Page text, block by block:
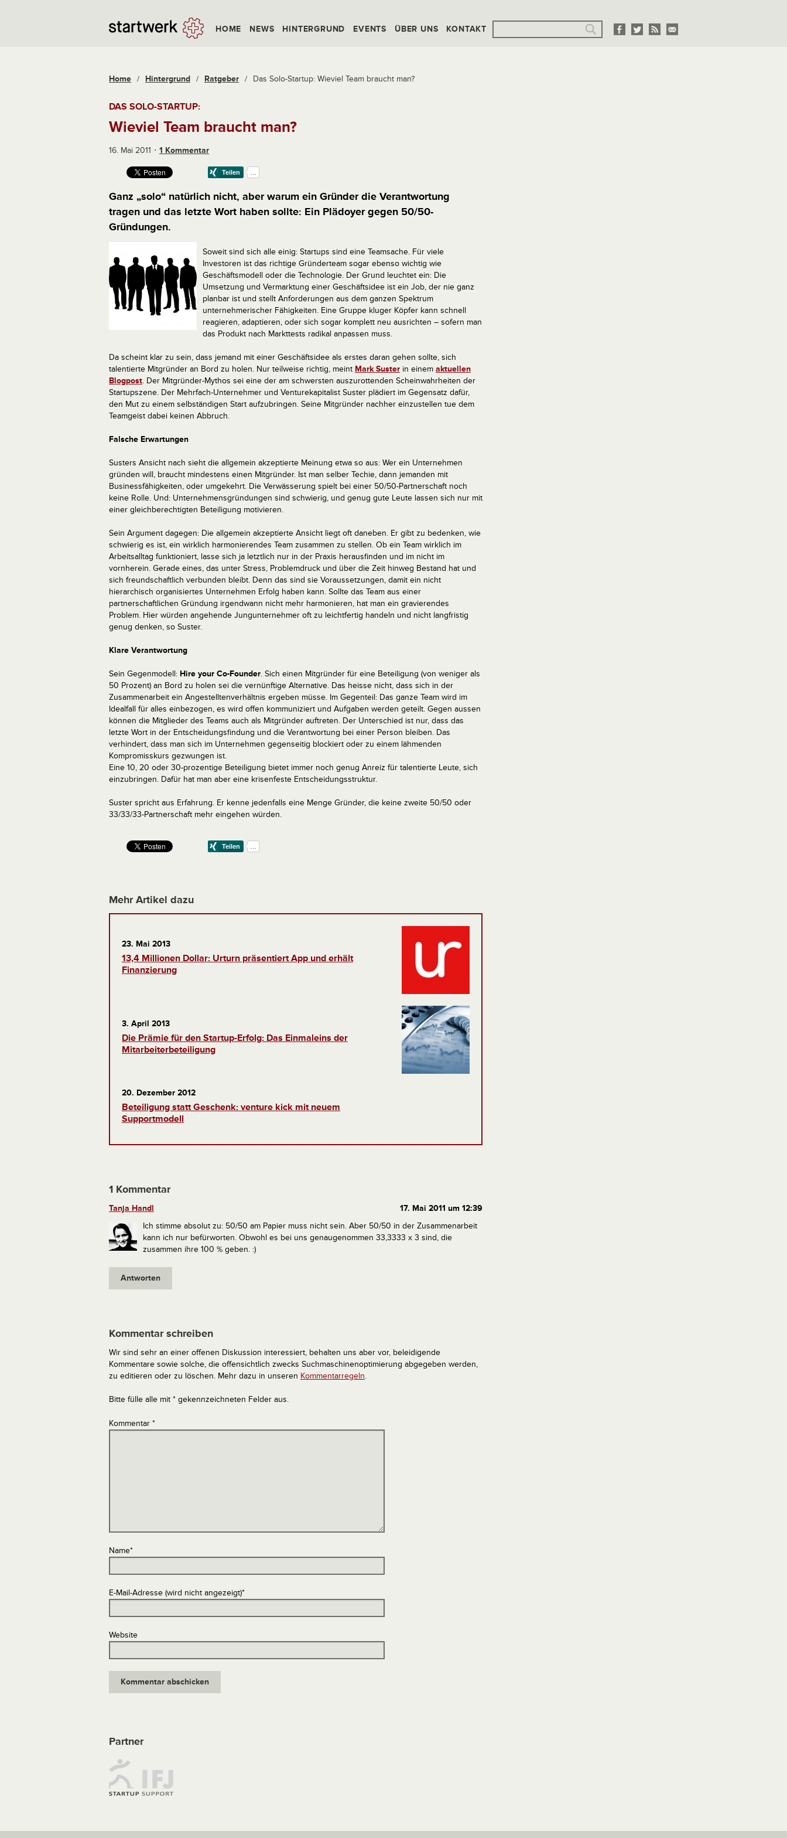
HOME NEWS HINTERGRUND EVENTS ÜBER UNS KONTAKT
Home / Hintergrund / Ratgeber / Das Solo-Startup: Wieviel Team braucht man?
DAS SOLO-STARTUP:
Wieviel Team braucht man?
16. Mai 2011 1 Kommentar
Ganz „solo“ natürlich nicht, aber warum ein Gründer die Verantwortung
tragen und das letzte Wort haben sollte: Ein Plädoyer gegen 50/50-
Gründungen.
Soweit sind sich alle einig: Startups sind eine Teamsache. Für viele
Investoren ist das richtige Gründerteam sogar ebenso wichtig wie
Geschäftsmodell oder die Technologie. Der Grund leuchtet ein: Die
Umsetzung und Vermarktung einer Geschäftsidee ist ein Job, der nie ganz
planbar ist und stellt Anforderungen aus dem ganzen Spektrum
unternehmerischer Fähigkeiten. Eine Gruppe kluger Köpfer kann schnell
reagieren, adaptieren, oder sich sogar komplett neu ausrichten – sofern man
das Produkt nach Markttests radikal anpassen muss.
Da scheint klar zu sein, dass jemand mit einer Geschäftsidee als erstes daran gehen sollte, sich
talentierte Mitgründer an Bord zu holen. Nur teilweise richtig, meint Mark Suster in einem aktuellen
Blogpost. Der Mitgründer-Mythos sei eine der am schwersten auszurottenden Scheinwahrheiten der
Startupszene. Der Mehrfach-Unternehmer und Venturekapitalist Suster plädiert im Gegensatz dafür,
den Mut zu einem selbständigen Start aufzubringen. Seine Mitgründer nachher einzustellen tue dem
Teamgeist dabei keinen Abbruch.
Falsche Erwartungen
Susters Ansicht nach sieht die allgemein akzeptierte Meinung etwa so aus: Wer ein Unternehmen
gründen will, braucht mindestens einen Mitgründer. Ist man selber Techie, dann jemanden mit
Businessfähigkeiten, oder umgekehrt. Die Verwässerung spielt bei einer 50/50-Partnerschaft noch
keine Rolle. Und: Unternehmensgründungen sind schwierig, und genug gute Leute lassen sich nur mit
einer gleichberechtigten Beteiligung motivieren.
Sein Argument dagegen: Die allgemein akzeptierte Ansicht liegt oft daneben. Er gibt zu bedenken, wie
schwierig es ist, ein wirklich harmonierendes Team zusammen zu stellen. Ob ein Team wirklich im
Arbeitsalltag funktioniert, lasse sich ja letztlich nur in der Praxis herausfinden und im nicht im
vornherein. Gerade eines, das unter Stress, Problemdruck und über die Zeit hinweg Bestand hat und
sich freundschaftlich verbunden bleibt. Denn das sind sie Voraussetzungen, damit ein nicht
hierarchisch organisiertes Unternehmen Erfolg haben kann. Sollte das Team aus einer
partnerschaftlichen Gründung irgendwann nicht mehr harmonieren, hat man ein gravierendes
Problem. Hier würden angehende Jungunternehmer oft zu leichtfertig handeln und nicht langfristig
genug denken, so Suster.
Klare Verantwortung
Sein Gegenmodell: Hire your Co-Founder. Sich einen Mitgründer für eine Beteiligung (von weniger als
50 Prozent) an Bord zu holen sei die vernünftige Alternative. Das heisse nicht, dass sich in der
Zusammenarbeit ein Angestelltenverhältnis ergeben müsse. Im Gegenteil: Das ganze Team wird im
Idealfall für alles einbezogen, es wird offen kommuniziert und Aufgaben werden geteilt. Gegen aussen
können die Mitglieder des Teams auch als Mitgründer auftreten. Der Unterschied ist nur, dass das
letzte Wort in der Entscheidungsfindung und die Verantwortung bei einer Person bleiben. Das
verhindert, dass man sich im Unternehmen gegenseitig blockiert oder zu einem lähmenden
Kompromisskurs gezwungen ist.
Eine 10, 20 oder 30-prozentige Beteiligung bietet immer noch genug Anreiz für talentierte Leute, sich
einzubringen. Dafür hat man aber eine krisenfeste Entscheidungsstruktur.
Suster spricht aus Erfahrung. Er kenne jedenfalls eine Menge Gründer, die keine zweite 50/50 oder
33/33/33-Partnerschaft mehr eingehen würden.
Mehr Artikel dazu
23. Mai 2013
13,4 Millionen Dollar: Urturn präsentiert App und erhält
Finanzierung
3. April 2013
Die Prämie für den Startup-Erfolg: Das Einmaleins der
Mitarbeiterbeteiligung
20. Dezember 2012
Beteiligung statt Geschenk: venture kick mit neuem
Supportmodell
1 Kommentar
Tanja Handl
17. Mai 2011 um 12:39
Ich stimme absolut zu: 50/50 am Papier muss nicht sein. Aber 50/50 in der Zusammenarbeit
kann ich nur befürworten. Obwohl es bei uns genaugenommen 33,3333 x 3 sind, die
zusammen ihre 100 % geben. :)
Antworten
Kommentar schreiben
Wir sind sehr an einer offenen Diskussion interessiert, behalten uns aber vor, beleidigende
Kommentare sowie solche, die offensichtlich zwecks Suchmaschinenoptimierung abgegeben werden,
zu editieren oder zu löschen. Mehr dazu in unseren Kommentarregeln.
Bitte fülle alle mit * gekennzeichneten Felder aus.
Kommentar *
Name*
E-Mail-Adresse (wird nicht angezeigt)*
Website
Partner